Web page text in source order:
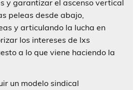
y garantizar el ascenso vertical
peleas desde abajo,
y articulando la lucha en
los intereses de lxs
a lo que viene haciendo la
un modelo sindical